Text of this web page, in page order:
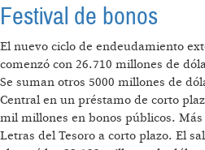
Festival de bonos
El nuevo ciclo de endeudamiento
comenzó con 26.710 millones de
Se suman otros 5000 millones de
Central en un préstamo de corto
mil millones en bonos públicos.
Letras del Tesoro a corto plazo. El